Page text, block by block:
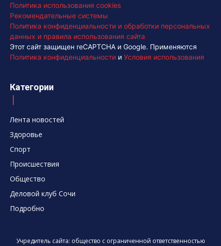
Политика использования cookies
Рекомендательные системы
Политика конфиденциальности и обработки персональных
данных и правила использования сайта
Этот сайт защищен reCAPTCHA и Google. Применяются
Политика конфиденциальности и Условия использования
Категории
Лента новостей
Здоровье
Спорт
Происшествия
Общество
Деловой клуб Сочи
Подробно
Учредитель сайта: общество с ограниченной ответственностью